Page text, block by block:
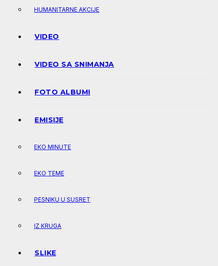
HUMANITARNE AKCIJE
VIDEO
VIDEO SA SNIMANJA
FOTO ALBUMI
EMISIJE
EKO MINUTE
EKO TEME
PESNIKU U SUSRET
IZ KRUGA
SLIKE